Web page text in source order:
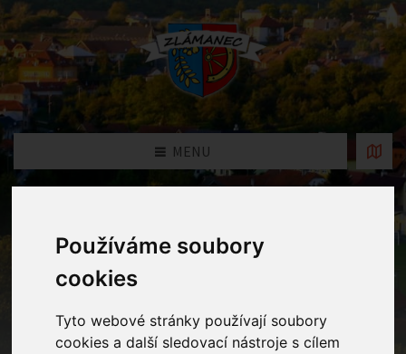
Používáme soubory
cookies
Tyto webové stránky používají soubory
cookies a další sledovací nástroje s cílem
MENU
Fotogalerie
Home Fotogalerie
dopoledne pobavilo svým krásným vystoupením "Truhlík a